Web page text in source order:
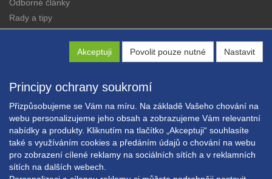
Akceptuji Povolit pouze nutné Nastavit
Principy ochrany soukromí
Přizpůsobujeme se Vám na míru. Na základě Vašeho chování na
webu personalizujeme jeho obsah a zobrazujeme Vám relevantní
nabídky a produkty. Kliknutím na tlačítko „Akceptuji“ souhlasíte
také s využíváním cookies a předáním údajů o chování na webu
pro zobrazení cílené reklamy na sociálních sítích a v reklamních
sítích na dalších webech.
Odborné články
Rady a tipy
Copyright © EXPRESS ALARM Czech s.r.o.
Powered byABRA E-shop